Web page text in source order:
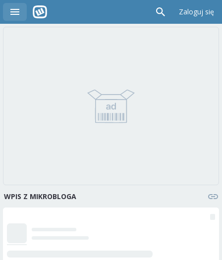
Zaloguj się
WPIS Z MIKROBLOGA